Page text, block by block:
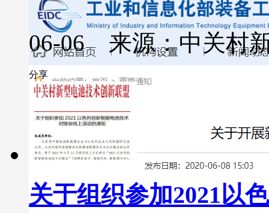
06-06 来源：中关村
分享
关于组织参加2021以